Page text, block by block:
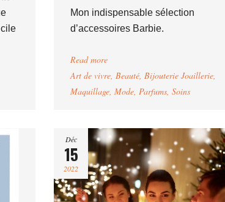
Mon indispensable sélection
d’accessoires Barbie.
Read more
Art de vivre, Beauté, Bijouterie Joaillerie,
Maquillage, Mode, Parfums, Soins
Déc
15
2022